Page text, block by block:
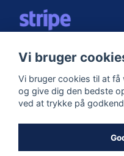
EXPRESS
Følg os
Vi bruger
Vi bruger cookies til at
og give dig den bedste
ved at trykke på